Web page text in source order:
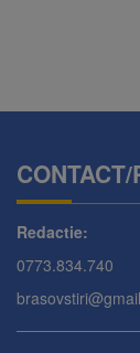
Redactie:
0773.834.740